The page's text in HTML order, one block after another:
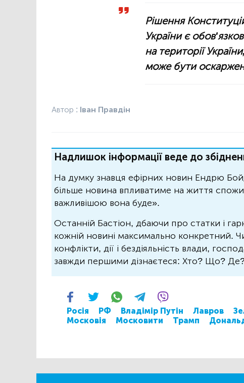
Рішення
України є
на території
може бути
Автор : Іван Правдін
Надлишок інформації веде до
На думку знавця ефірних новин Ендрю
більше новина впливатиме на життя
важливішою вона буде».
Останній Бастіон, дбаючи про статки і
кожній новині максимально конкретний.
конфлікти, дії і бездіяльність влади,
завжди першими дізнаєтеся: Хто? Що?
Росія РФ Владімір Путін Лавров
Московія
Московити Трамп